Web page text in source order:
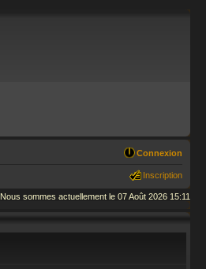
Connexion
Inscription
Nous sommes actuellement le 07 Août 2026 15:11